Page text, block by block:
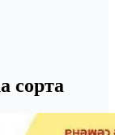
сорта